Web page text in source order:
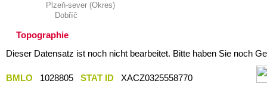
Plzeň-sever (Okres)
Dobříč
Topographie
Dieser Datensatz ist noch nicht bearbeitet. Bitte haben Sie noch
BMLO 1028805 STAT ID
XACZ0325558770